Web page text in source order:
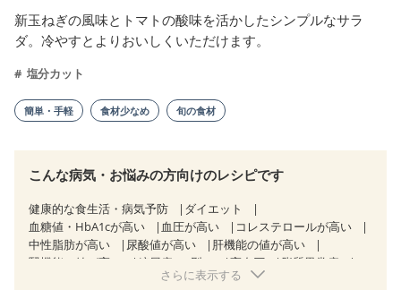
新玉ねぎの風味とトマトの酸味を活かしたシンプルなサラ
ダ。冷やすとよりおいしくいただけます。
塩分カット
簡単・手軽 食材少なめ 旬の食材
こんな病気・お悩みの方向けのレシピです
健康的な食生活・病気予防
ダイエット
血糖値・HbA1cが高い
血圧が高い
コレステロールが高い
中性脂肪が高い
尿酸値が高い
肝機能の値が高い
腎機能の値が高い
糖尿病（2型） 高血圧
脂質異常症
狭心症 心筋梗塞
さらに表示する